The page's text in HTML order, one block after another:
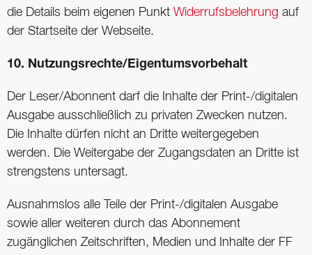
die Details beim eigenen Punkt Widerrufsbelehrung auf
der Startseite der Webseite.
10. Nutzungsrechte/Eigentumsvorbehalt
Der Leser/Abonnent darf die Inhalte der Print-/digitalen
Ausgabe ausschließlich zu privaten Zwecken nutzen.
Die Inhalte dürfen nicht an Dritte weitergegeben
werden. Die Weitergabe der Zugangsdaten an Dritte ist
strengstens untersagt.
Ausnahmslos alle Teile der Print-/digitalen Ausgabe
sowie aller weiteren durch das Abonnement
zugänglichen Zeitschriften, Medien und Inhalte der FF